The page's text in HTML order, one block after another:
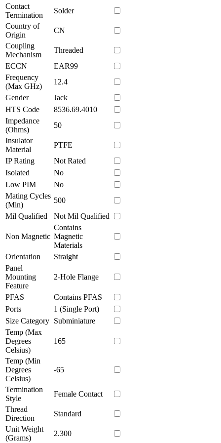
Contact
Termination
Solder
Country of
Origin
CN
Coupling
Mechanism
Threaded
ECCN
EAR99
Frequency
(Max GHz)
12.4
Gender
Jack
HTS Code
8536.69.4010
Impedance
(Ohms)
50
Insulator
Material
PTFE
IP Rating
Not Rated
Isolated
No
Low PIM
No
Mating Cycles
(Min)
500
Mil Qualified
Not Mil Qualified
Non Magnetic
Contains
Magnetic
Materials
Orientation
Straight
Panel
Mounting
Feature
2-Hole Flange
PFAS
Contains PFAS
Ports
1 (Single Port)
Size Category Subminiature
Temp (Max
Degrees
Celsius)
165
Temp (Min
Degrees
Celsius)
-65
Termination
Style
Female Contact
Thread
Direction
Standard
Unit Weight
(Grams)
2.300